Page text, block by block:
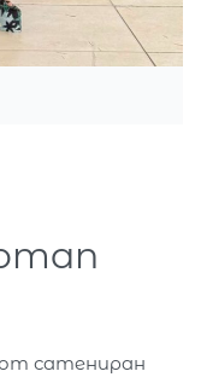
от сатениран